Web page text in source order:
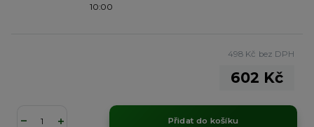
10:00
602 Kč
498 Kč bez DPH
Přidat do košíku